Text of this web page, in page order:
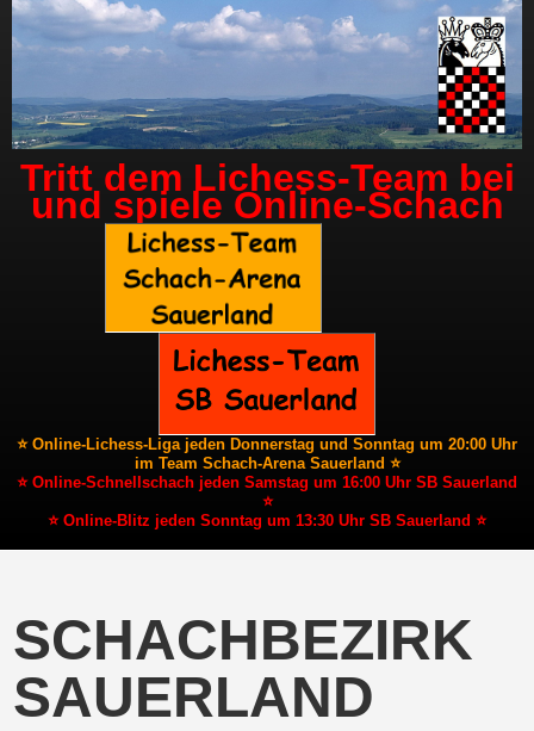
Tritt dem Lichess-Team bei
und spiele Online-Schach
⭐ Online-Lichess-Liga jeden Donnerstag und Sonntag um 20:00 Uhr
im Team Schach-Arena Sauerland ⭐
⭐ Online-Schnellschach jeden Samstag um 16:00 Uhr SB Sauerland
⭐
⭐ Online-Blitz jeden Sonntag um 13:30 Uhr SB Sauerland ⭐
SCHACHBEZIRK
SAUERLAND